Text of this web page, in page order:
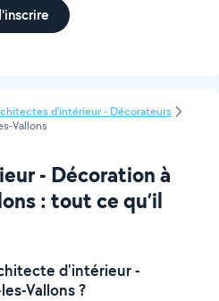
d'intérieur - Décorateurs
Vallons
- Décoration à
: tout ce qu’il
d'intérieur -
Vallons ?